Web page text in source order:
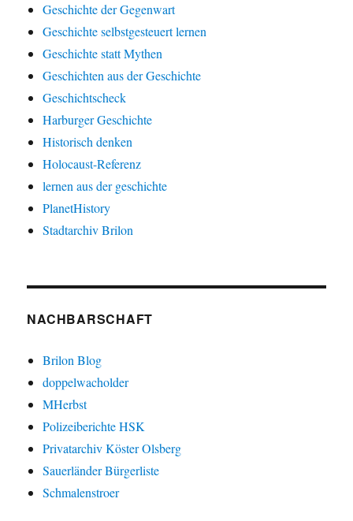
Geschichte der Gegenwart
Geschichte selbstgesteuert lernen
Geschichte statt Mythen
Geschichten aus der Geschichte
Geschichtscheck
Harburger Geschichte
Historisch denken
Holocaust-Referenz
lernen aus der geschichte
PlanetHistory
Stadtarchiv Brilon
NACHBARSCHAFT
Brilon Blog
doppelwacholder
MHerbst
Polizeiberichte HSK
Privatarchiv Köster Olsberg
Sauerländer Bürgerliste
Schmalenstroer